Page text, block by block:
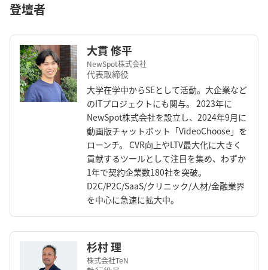
登壇者
大貫 修平
NewSpot株式会社
代表取締役
大学在学中からSEとして活動。大企業など
のITプロジェクトにも関与。 2023年に
NewSpot株式会社を設立し、2024年9月に
動画版チャットボット「VideoChoose」を
ローンチ。 CVR向上やLTV最大化に大きく
貢献するツールとして注目を集め、わずか
1年で契約企業数180社を突破。
D2C/P2C/SaaS/クリニック/人材/金融業界
を中心に急速に拡大中。
杉村 理
株式会社TeN